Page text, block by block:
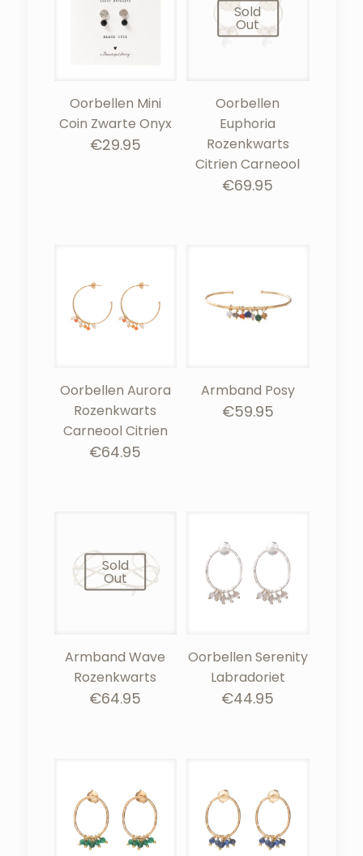
Oorbellen Mini
Coin Zwarte Onyx
€29.95
Sold
Out
Oorbellen
Euphoria
Rozenkwarts
Citrien Carneool
€69.95
Oorbellen Aurora
Rozenkwarts
Carneool Citrien
€64.95
Armband Posy
€59.95
Sold
Out
Armband Wave
Rozenkwarts
€64.95
Oorbellen Serenity
Labradoriet
€44.95